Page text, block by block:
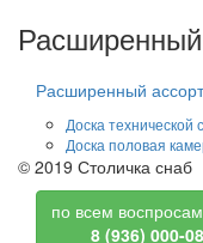
Расширенный
Доска технической
Доска половая
© 2019 Столичка снаб
по всем
8 (936) 000-